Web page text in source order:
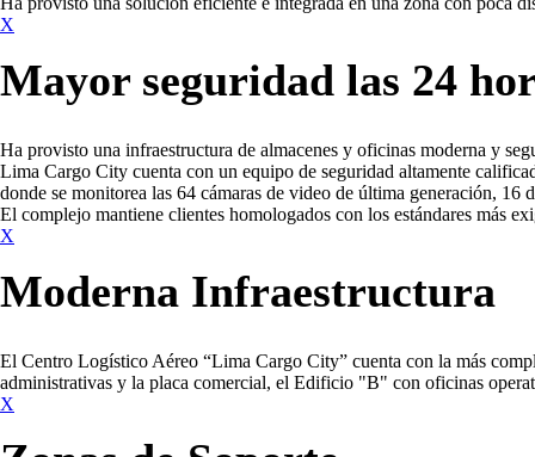
X
Mayor seguridad las 24
Ha provisto una infraestructura de almacenes y oficinas moderna y
Lima Cargo City cuenta con un equipo de seguridad altamente
donde se monitorea las 64 cámaras de video de última generación, 16
El complejo mantiene clientes homologados con los estándares
X
Moderna Infraestructura
El Centro Logístico Aéreo “Lima Cargo City” cuenta con la más
administrativas y la placa comercial, el Edificio "B" con oficinas
X